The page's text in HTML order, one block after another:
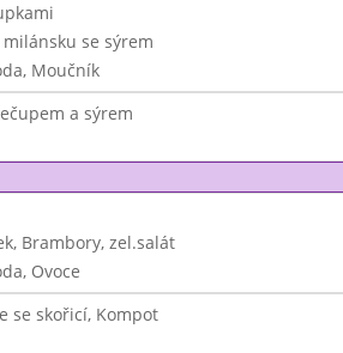
se sýrem
Moučník
a sýrem
Brambory, zel.salát
Ovoce
se skořicí, Kompot